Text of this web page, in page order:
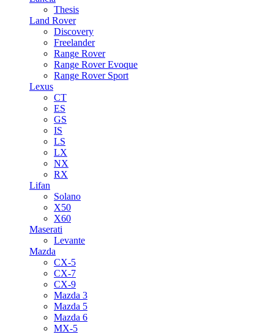
Thesis
Land Rover
Discovery
Freelander
Range Rover
Range Rover Evoque
Range Rover Sport
Lexus
CT
ES
GS
IS
LS
LX
NX
RX
Lifan
Solano
X50
X60
Maserati
Levante
Mazda
CX-5
CX-7
CX-9
Mazda 3
Mazda 5
Mazda 6
MX-5